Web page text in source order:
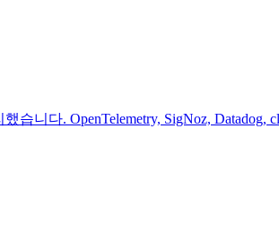
니다. OpenTelemetry, SigNoz, Datadog,